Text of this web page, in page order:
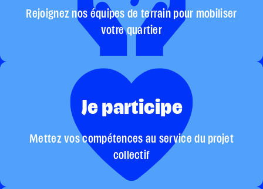
Rejoignez nos équipes de terrain pour mobiliser
votre quartier
Je participe
Mettez vos compétences au service du projet
collectif